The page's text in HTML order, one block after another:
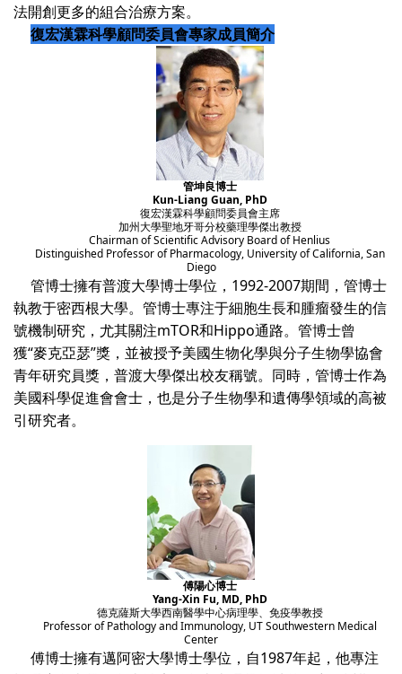
法開創更多的組合治療方案。
復宏漢霖科學顧問委員會專家成員簡介
管坤良博士
Kun-Liang Guan, PhD
復宏漢霖科學顧問委員會主席
加州大學聖地牙哥分校藥理學傑出教授
Chairman of Scientific Advisory Board of Henlius
Distinguished Professor of Pharmacology, University of California, San
Diego
管博士擁有普渡大學博士學位，1992-2007期間，管博士
執教于密西根大學。管博士專注于細胞生長和腫瘤發生的信
號機制研究，尤其關注mTOR和Hippo通路。管博士曾
獲“麥克亞瑟”獎，並被授予美國生物化學與分子生物學協會
青年研究員獎，普渡大學傑出校友稱號。同時，管博士作為
美國科學促進會會士，也是分子生物學和遺傳學領域的高被
引研究者。
傅陽心博士
Yang-Xin Fu, MD, PhD
德克薩斯大學西南醫學中心病理學、免疫學教授
Professor of Pathology and Immunology, UT Southwestern Medical
Center
傅博士擁有邁阿密大學博士學位，自1987年起，他專注